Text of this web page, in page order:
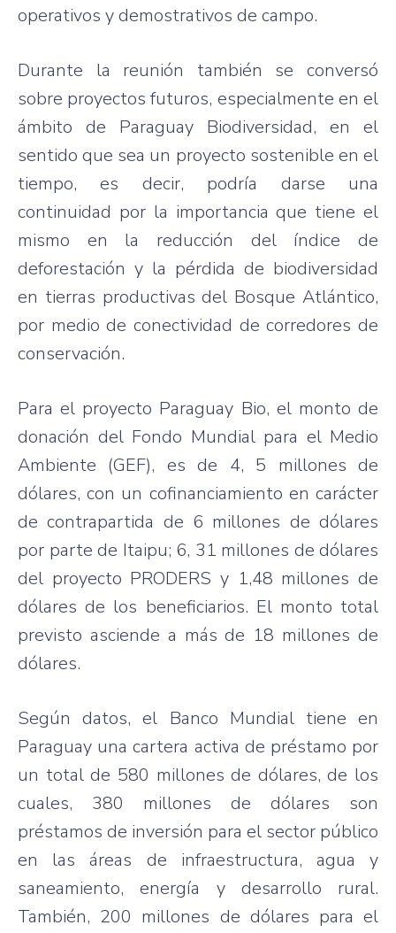
operativos y demostrativos de campo.
Durante la reunión también se conversó
sobre proyectos futuros, especialmente en el
ámbito de Paraguay Biodiversidad, en el
sentido que sea un proyecto sostenible en el
tiempo, es decir, podría darse una
continuidad por la importancia que tiene el
mismo en la reducción del índice de
deforestación y la pérdida de biodiversidad
en tierras productivas del Bosque Atlántico,
por medio de conectividad de corredores de
conservación.
Para el proyecto Paraguay Bio, el monto de
donación del Fondo Mundial para el Medio
Ambiente (GEF), es de 4, 5 millones de
dólares, con un cofinanciamiento en carácter
de contrapartida de 6 millones de dólares
por parte de Itaipu; 6, 31 millones de dólares
del proyecto PRODERS y 1,48 millones de
dólares de los beneficiarios. El monto total
previsto asciende a más de 18 millones de
dólares.
Según datos, el Banco Mundial tiene en
Paraguay una cartera activa de préstamo por
un total de 580 millones de dólares, de los
cuales, 380 millones de dólares son
préstamos de inversión para el sector público
en las áreas de infraestructura, agua y
saneamiento, energía y desarrollo rural.
También, 200 millones de dólares para el